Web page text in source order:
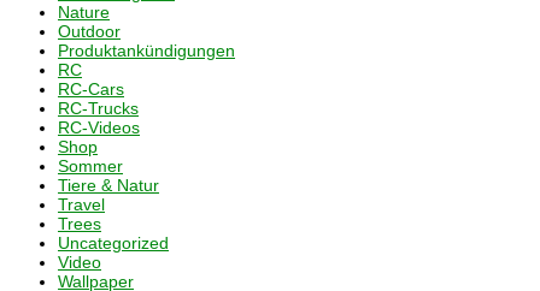
Nature
Outdoor
Produktankündigungen
RC
RC-Cars
RC-Trucks
RC-Videos
Shop
Sommer
Tiere & Natur
Travel
Trees
Uncategorized
Video
Wallpaper